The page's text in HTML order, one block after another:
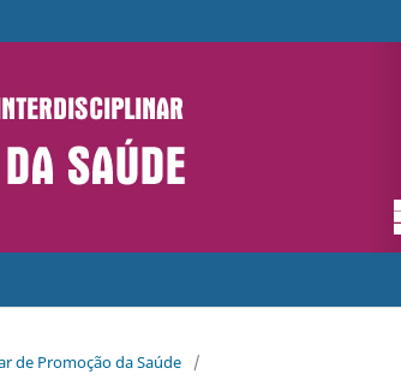
de Promoção da Saúde
/